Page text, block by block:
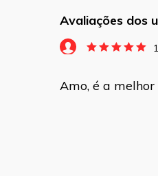
Avaliações dos
marcados
Amo, é a